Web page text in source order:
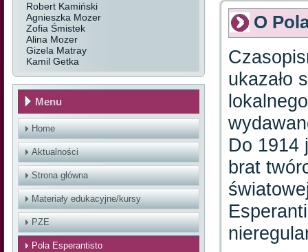
Robert Kamiński
Agnieszka Mozer
Zofia Śmistek
Alina Mozer
Gizela Matray
Kamil Getka
Menu
Home
Aktualności
Strona główna
Materiały edukacyjne/kursy
PZE
Pola Esperantisto
O
ukazało
Do 1914
brat